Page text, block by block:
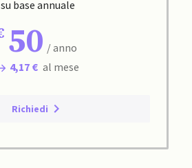
su base annuale
50 / anno
4,17 € al mese
Richiedi